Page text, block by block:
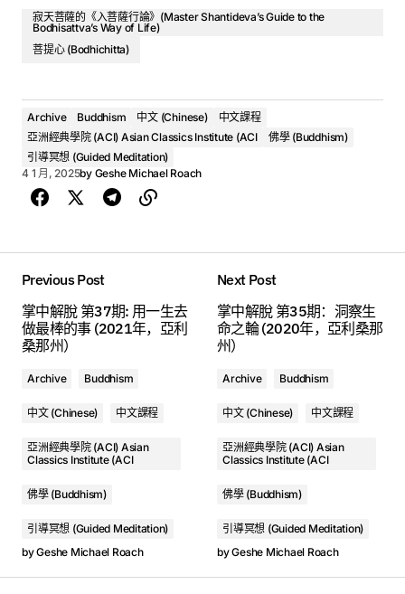
英文音頻，中文配音
00:00
2. 冥想1: 真誠行動這把槍 - Geshe Michael Roach
3. 第1 課- 世界之光 - Geshe Michael Roach
4. 第2 課- 佛法大師: 我 - Geshe Michael Roach
5. 第3 課- 疫情時期的愛 - Geshe Michael Roach
6. 冥想2: 太陽心中的恐懼 - Geshe Michael Roach
We’ll be releasing 3 classes and 1 guided meditation per
week (Mon-Wed-Fri) here on TKB starting August 1.
This is a video playlist starting with the most recently
posted class. Just click for the next video to see additional
videos in the series.
Oral Transmission of Master Shantideva's Dedication Chapter from A Guide to the Bodhisattva's Way of Life
寂天菩薩的《入菩薩行論》(Master Shantideva’s Guide to the
Bodhisattva’s Way of Life)
菩提心 (Bodhichitta)
Archive Buddhism 中文 (Chinese)
中文課程
亞洲經典學院 (ACI) Asian Classics Institute (ACI
佛學 (Buddhism)
引導冥想 (Guided Meditation)
4 1 月, 2025by Geshe Michael Roach
Previous Post
掌中解脫 第37期: 用一生去
做最棒的事 (2021年，亞利
桑那州）
Archive Buddhism
中文 (Chinese) 中文課程
亞洲經典學院 (ACI) Asian
Classics Institute (ACI
佛學 (Buddhism)
引導冥想 (Guided Meditation)
byGeshe Michael Roach
Next Post
掌中解脫 第35期：洞察生
命之輪 (2020年，亞利桑那
州）
Archive Buddhism
中文 (Chinese) 中文課程
亞洲經典學院 (ACI) Asian
Classics Institute (ACI
佛學 (Buddhism)
引導冥想 (Guided Meditation)
byGeshe Michael Roach